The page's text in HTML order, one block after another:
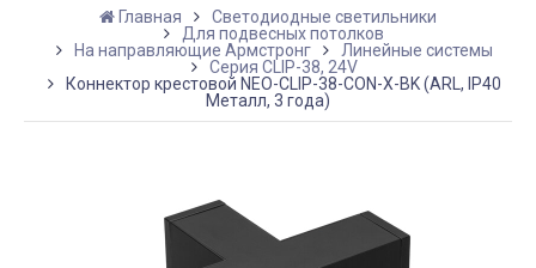
Главная
Светодиодные светильники
Для подвесных потолков
На направляющие Армстронг
Линейные системы
Серия CLIP-38, 24V
Коннектор крестовой NEO-CLIP-38-CON-X-BK (ARL, IP40
Металл, 3 года)